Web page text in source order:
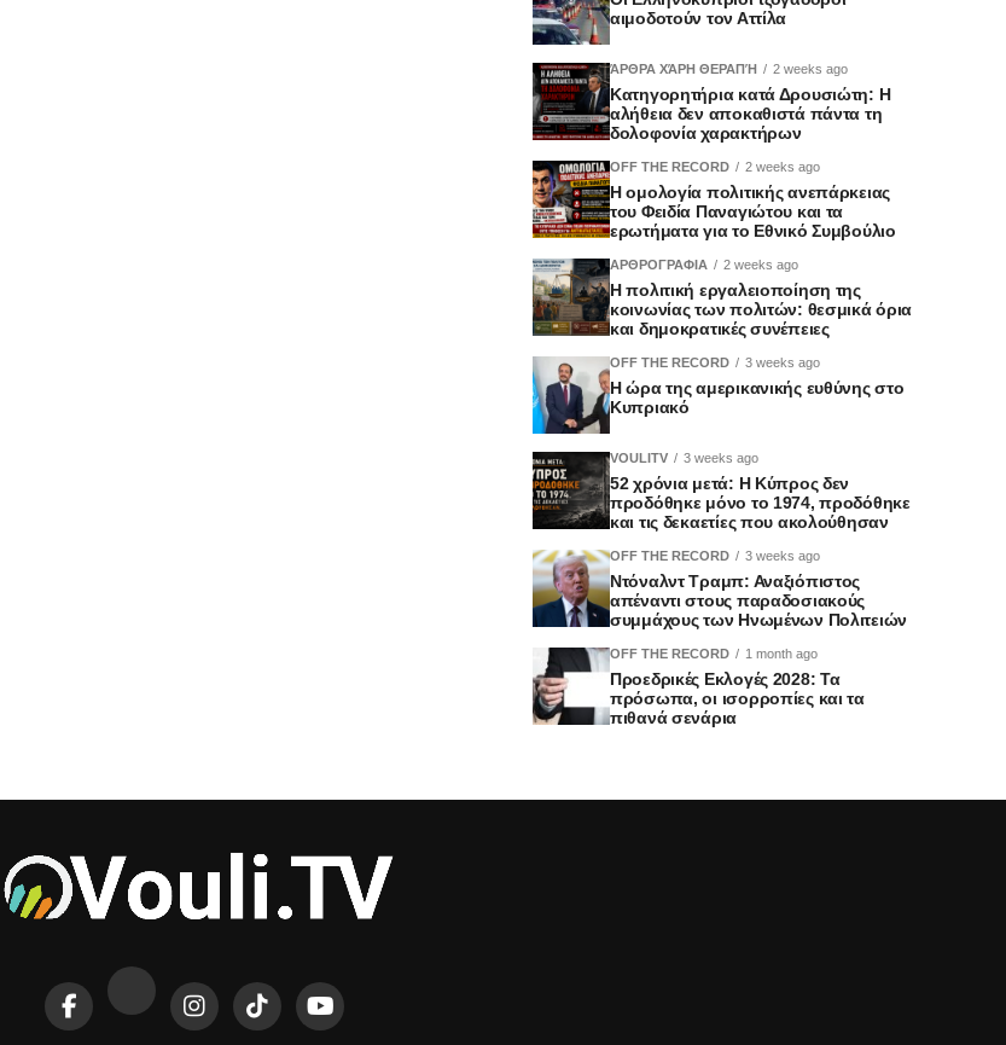
αιμοδοτούν τον Αττίλα
ΆΡΘΡΑ ΧΆΡΗ ΘΕΡΑΠΉ 2 weeks ago
Κατηγορητήρια κατά Δρουσιώτη: Η
αλήθεια δεν αποκαθιστά πάντα τη
δολοφονία χαρακτήρων
OFF THE RECORD 2 weeks ago
Η ομολογία πολιτικής ανεπάρκειας
του Φειδία Παναγιώτου και τα
ερωτήματα για το Εθνικό Συμβούλιο
ΑΡΘΡΟΓΡΑΦΙΑ 2 weeks ago
Η πολιτική εργαλειοποίηση της
κοινωνίας των πολιτών: θεσμικά όρια
και δημοκρατικές συνέπειες
OFF THE RECORD 3 weeks ago
Η ώρα της αμερικανικής ευθύνης στο
Κυπριακό
VOULITV 3 weeks ago
52 χρόνια μετά: Η Κύπρος δεν
προδόθηκε μόνο το 1974, προδόθηκε
και τις δεκαετίες που ακολούθησαν
OFF THE RECORD 3 weeks ago
Ντόναλντ Τραμπ: Αναξιόπιστος
απέναντι στους παραδοσιακούς
συμμάχους των Ηνωμένων Πολιτειών
OFF THE RECORD 1 month ago
Προεδρικές Εκλογές 2028: Τα
πρόσωπα, οι ισορροπίες και τα
πιθανά σενάρια